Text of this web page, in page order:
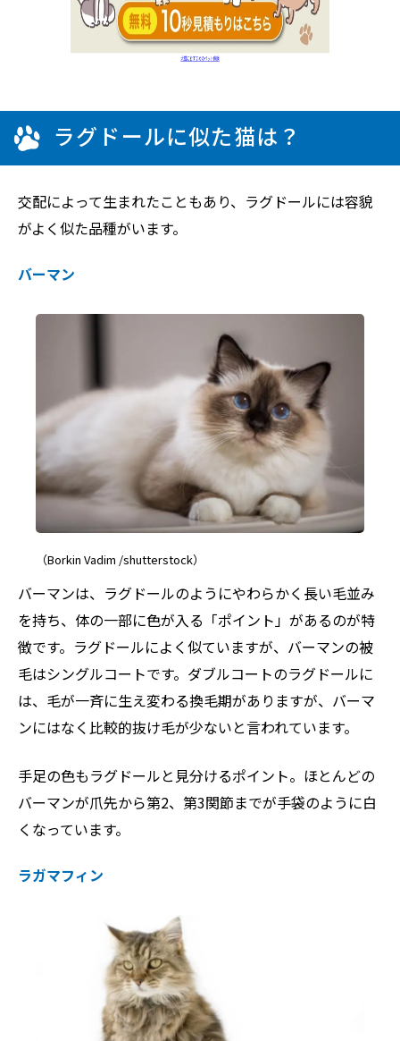
ラグドールに似た猫は？
交配によって生まれたこともあり、ラグドールには容貌
がよく似た品種がいます。
バーマン
（Borkin Vadim /shutterstock）
バーマンは、ラグドールのようにやわらかく長い毛並み
を持ち、体の一部に色が入る「ポイント」があるのが特
徴です。ラグドールによく似ていますが、バーマンの被
毛はシングルコートです。ダブルコートのラグドールに
は、毛が一斉に生え変わる換毛期がありますが、バーマ
ンにはなく比較的抜け毛が少ないと言われています。
手足の色もラグドールと見分けるポイント。ほとんどの
バーマンが爪先から第2、第3関節までが手袋のように白
くなっています。
ラガマフィン